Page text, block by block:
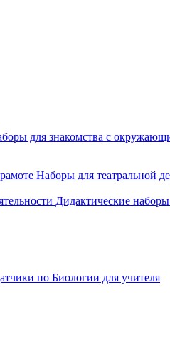
для знакомства с
Наборы для театральной
Дидактические наборы
по Биологии для учителя